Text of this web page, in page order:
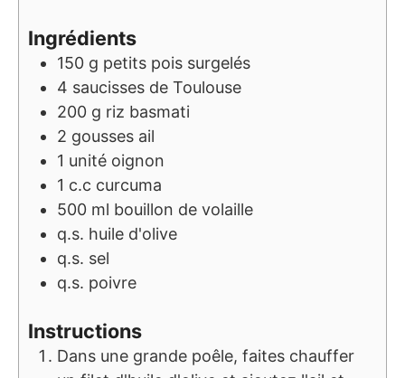
Ingrédients
150 g petits pois surgelés
4 saucisses de Toulouse
200 g riz basmati
2 gousses ail
1 unité oignon
1 c.c curcuma
500 ml bouillon de volaille
q.s. huile d'olive
q.s. sel
q.s. poivre
Instructions
Dans une grande poêle, faites chauffer